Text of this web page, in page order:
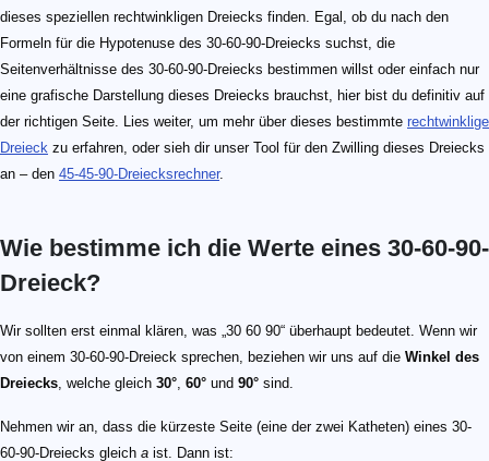
dieses speziellen rechtwinkligen Dreiecks finden. Egal, ob du nach den
Formeln für die Hypotenuse des 30-60-90-Dreiecks suchst, die
Seitenverhältnisse des 30-60-90-Dreiecks bestimmen willst oder einfach nur
eine grafische Darstellung dieses Dreiecks brauchst, hier bist du definitiv auf
der richtigen Seite. Lies weiter, um mehr über dieses bestimmte rechtwinklige
Dreieck zu erfahren, oder sieh dir unser Tool für den Zwilling dieses Dreiecks
an – den 45-45-90-Dreiecksrechner.
Wie bestimme ich die Werte eines 30-60-90-
Dreieck?
Wir sollten erst einmal klären, was „30 60 90“ überhaupt bedeutet. Wenn wir
von einem 30-60-90-Dreieck sprechen, beziehen wir uns auf die Winkel des
Dreiecks , welche gleich 30° 60° und 90° sind.
Nehmen wir an, dass die kürzeste Seite (eine der zwei Katheten) eines 30-
60-90-Dreiecks gleich a ist. Dann ist: